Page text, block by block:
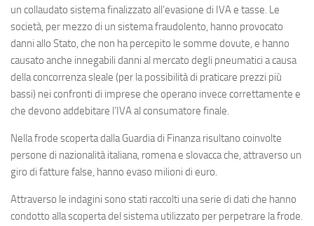
un collaudato sistema finalizzato all’evasione di IVA e tasse. Le
società, per mezzo di un sistema fraudolento, hanno provocato
danni allo Stato, che non ha percepito le somme dovute, e hanno
causato anche innegabili danni al mercato degli pneumatici a causa
della concorrenza sleale (per la possibilità di praticare prezzi più
bassi) nei confronti di imprese che operano invece correttamente e
che devono addebitare l’IVA al consumatore finale.
Nella frode scoperta dalla Guardia di Finanza risultano coinvolte
persone di nazionalità italiana, romena e slovacca che, attraverso un
giro di fatture false, hanno evaso milioni di euro.
Attraverso le indagini sono stati raccolti una serie di dati che hanno
condotto alla scoperta del sistema utilizzato per perpetrare la frode.